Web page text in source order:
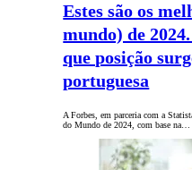
Estes são os
mundo) de
que posição
portuguesa
A Forbes, em parceria com a
do Mundo de 2024, com base na…